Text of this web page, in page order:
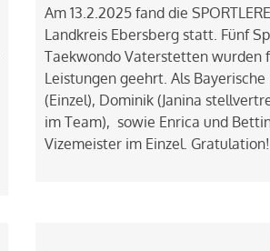
Am 13.2.2025 fand die
Landkreis Ebersberg statt. Fünf
Taekwondo Vaterstetten wurden
Leistungen geehrt. Als
(Einzel), Dominik (Janina
im Team), sowie Enrica und
Vizemeister im Einzel. Gratulation!